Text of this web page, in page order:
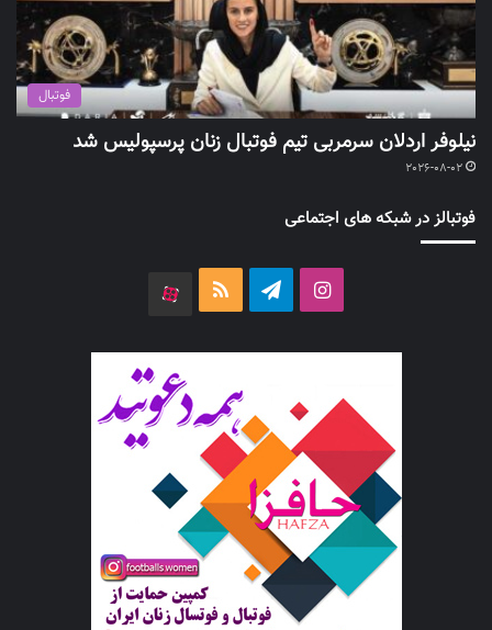
فوتبال
نیلوفر اردلان سرمربی تیم فوتبال زنان پرسپولیس شد
2026-08-02
فوتبالز در شبکه های اجتماعی
اینستاگرامتلگرام خوراک